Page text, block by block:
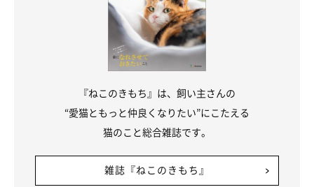
『ねこのきもち』は、飼い主さんの
“愛猫ともっと仲良くなりたい”にこたえる
猫のこと総合雑誌です。
雑誌『ねこのきもち』